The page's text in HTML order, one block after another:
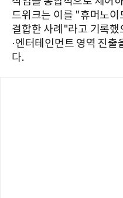
드위크는 이를 "휴머노이
결합한 사례"라고 기록
·엔터테인먼트 영역 진
다.